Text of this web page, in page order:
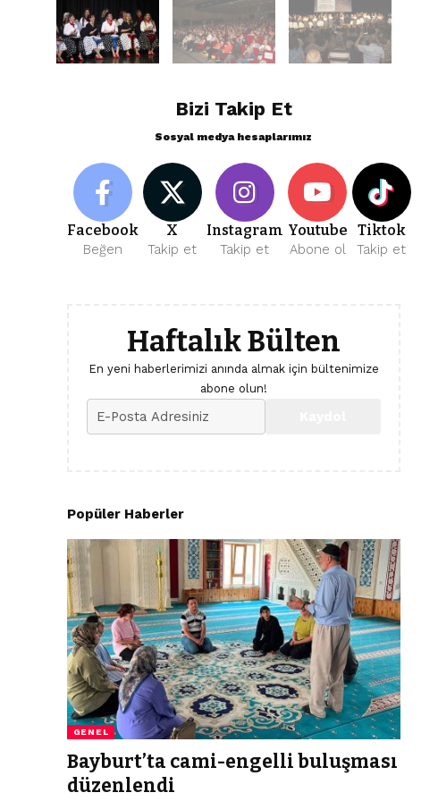
Bizi Takip Et
Sosyal medya hesaplarımız
Facebook
Beğen
X
Takip et
Instagram
Takip et
Youtube
Abone ol
Tiktok
Takip et
Haftalık Bülten
En yeni haberlerimizi anında almak için bültenimize
abone olun!
Popüler Haberler
GENEL
Bayburt’ta cami-engelli buluşması
düzenlendi